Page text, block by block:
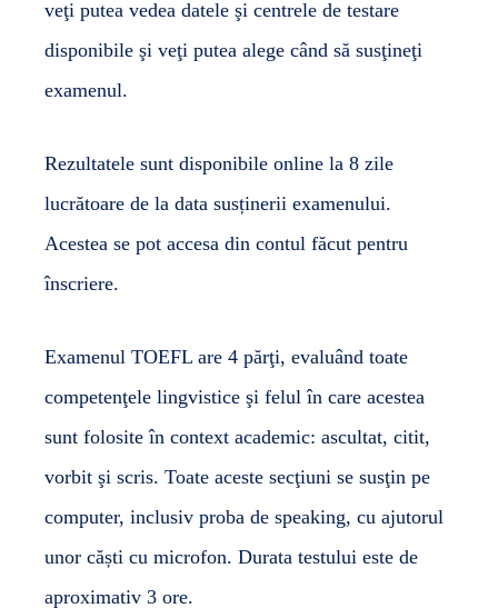
veţi putea vedea datele şi centrele de testare
disponibile şi veţi putea alege când să susţineţi
examenul.
Rezultatele sunt disponibile online la 8 zile
lucrătoare de la data susținerii examenului.
Acestea se pot accesa din contul făcut pentru
înscriere.
Examenul TOEFL are 4 părţi, evaluând toate
competenţele lingvistice şi felul în care acestea
sunt folosite în context academic: ascultat, citit,
vorbit şi scris. Toate aceste secţiuni se susţin pe
computer, inclusiv proba de speaking, cu ajutorul
unor căști cu microfon. Durata testului este de
aproximativ 3 ore.